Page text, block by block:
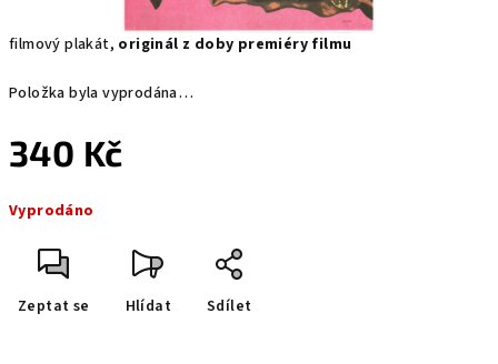
filmový plakát, originál z doby premiéry filmu
Položka byla vyprodána…
340 Kč
cena:
Vyprodáno
Zeptat se Hlídat Sdílet